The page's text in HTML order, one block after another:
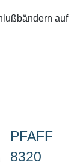
auf
PFAFF
8320